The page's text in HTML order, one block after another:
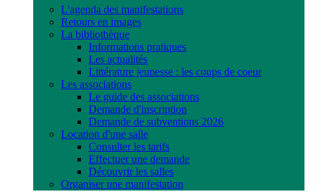
L'agenda des manifestations
Retours en images
La bibliothèque
Informations pratiques
Les actualités
Littérature jeunesse : les coups de coeur
Les associations
Le guide des associations
Demande d'inscription
Demande de subventions 2026
Location d'une salle
Consulter les tarifs
Effectuer une demande
Découvrir les salles
Organiser une manifestation